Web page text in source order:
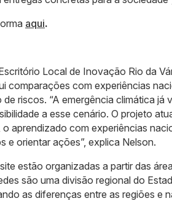
aqui.
Local de Inovação Rio da
comparações com experiências
riscos. “A emergência climática já
a esse cenário. O projeto
aprendizado com experiências
e orientar ações”, explica Nelson.
estão organizadas a partir das
são uma divisão regional do
as diferenças entre as regiões e